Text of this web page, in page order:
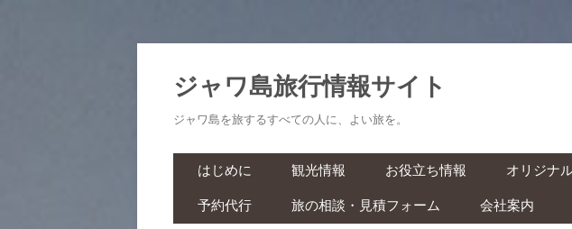
ジャワ島旅行情報サイト
ジャワ島を旅するすべての人に、よい旅を。
はじめに 観光情報 お役立ち情報
基本情報
オリジナ
予約代行 旅の相談・見積フォーム 会社案内